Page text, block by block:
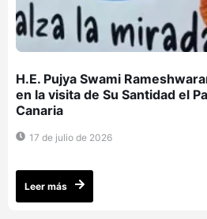
H.E. Pujya Swami
en la visita de Su Santidad el
Canaria
17 de julio de 2026
Leer más